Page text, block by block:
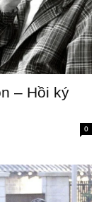
– Hồi ký
0